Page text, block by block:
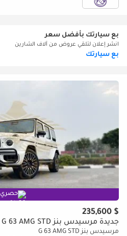
بع سيارتك بأفضل سعر
انشر إعلان لتلقي عروض من آلاف الشارين
بع سيارتك
حصري
$ 235,600
جديدة مرسيدس بنز G 63 AMG STD
مرسيدس بنز G 63 AMG STD